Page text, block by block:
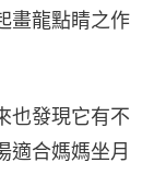
畫龍點睛之作
也發現它有不
適合媽媽坐月